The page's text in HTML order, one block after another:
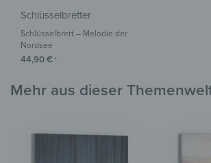
Schlüsselbretter
Schlüsselbrett – Melodie der
Nordsee
44,90€ *
Mehr aus dieser